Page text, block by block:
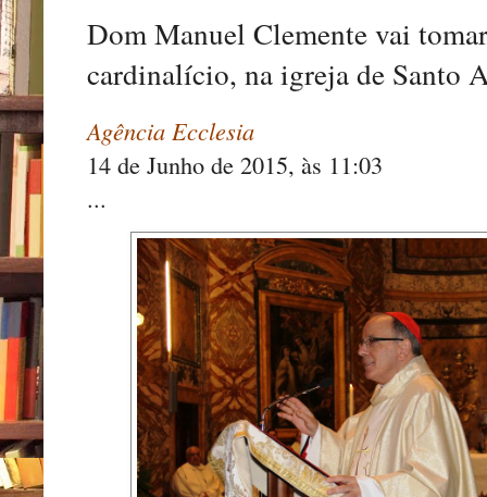
Dom Manuel Clemente vai
cardinalício, na igreja de Santo
Agência Ecclesia
14 de Junho de 2015, às 11:03
...